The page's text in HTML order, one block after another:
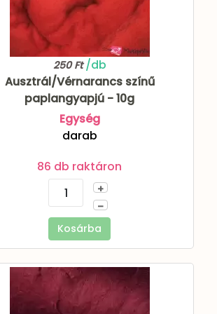
250 Ft/db
Ausztrál/Vérnarancs színű
paplangyapjú - 10g
Egység
darab
86 db raktáron
+
–
Kosárba